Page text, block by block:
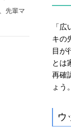
「
キの
目が
とは
再確
ょう
ウ
先輩マ